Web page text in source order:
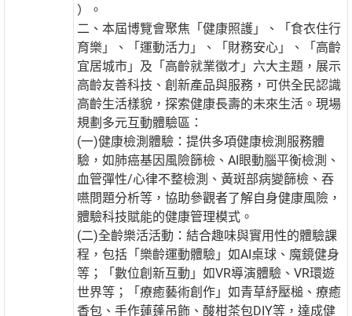
）。
二、本屆博覽會聚焦「健康照護」、「食衣住行
育樂」、「運動活力」、「財務安心」、「高齡
宜居城市」及「高齡就業徵才」六大主題，展示
高齡友善科技、創新產品與服務，可供全民認識
高齡生活樣貌，探索健康長壽的未來生活。現場
規劃多元互動體驗區：
(一)健康檢測體驗：提供多項健康檢測服務體
驗，如肺癌基因風險篩檢、AI眼動腦平衡檢測、
血管彈性/心律不整檢測、黃斑部病變篩檢、吞
嚥問題分析等，協助參觀者了解自身健康風險，
體驗科技賦能的健康管理模式。
(二)全齡樂活活動：結合趣味與實用性的體驗課
程，包括「樂齡運動體驗」如AI桌球、魔鏡健身
等；「數位創新互動」如VR導演體驗、VR環遊
世界等；「療癒藝術創作」如青草紓壓槌、療癒
香包、手作蓮蓬吊飾、酸柑茶包DIY等，達成健